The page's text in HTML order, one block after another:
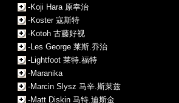
-Koji Hara 原幸治
-Koster 寇斯特
-Kotoh 古藤好视
-Les George 莱斯.乔治
-Lightfoot 莱特.福特
-Maranika
-Marcin Slysz 马辛.斯莱兹
-Matt Diskin 马特.迪斯金